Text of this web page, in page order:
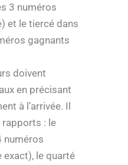
3 numéros
et le tiercé dans
gagnants
doivent
en précisant
à l’arrivée. Il
: le
numéros
exact), le quarté